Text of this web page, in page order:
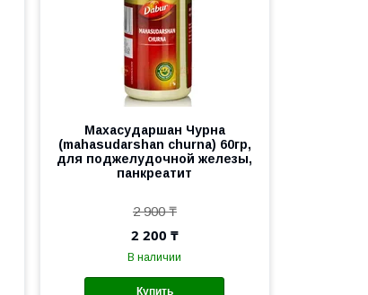
Махасударшан Чурна
(mahasudarshan churna) 60гр,
для поджелудочной железы,
панкреатит
2 900 ₸
2 200 ₸
В наличии
Купить